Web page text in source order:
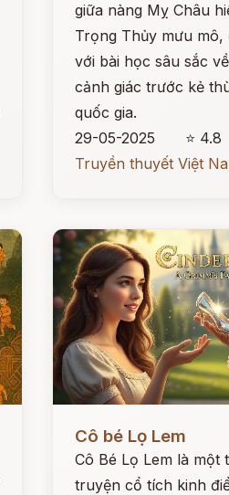
giữa nàng Mỵ Châu
Trọng Thủy mưu mô,
với bài học sâu sắc
cảnh giác trước kẻ
quốc gia.
29-05-2025
⭐ 4.8
Truyền thuyết Việt
Cô bé Lọ Lem
Cô Bé Lọ Lem là một
truyện cổ tích kinh